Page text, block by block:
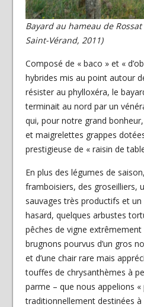
Bayard au hameau de
Saint-Vérand, 2011)
Composé de « baco » et «
hybrides mis au point autour
résister au phylloxéra, le
terminait au nord par un
qui, pour notre grand
et maigrelettes grappes
prestigieuse de « raisin de
En plus des légumes de
framboisiers, des groseilliers,
sauvages très productifs et
hasard, quelques arbustes
pêches de vigne
brugnons pourvus d’un gros
et d’une chair rare mais
touffes de chrysanthèmes à
parme – que nous appelions
traditionnellement destinées